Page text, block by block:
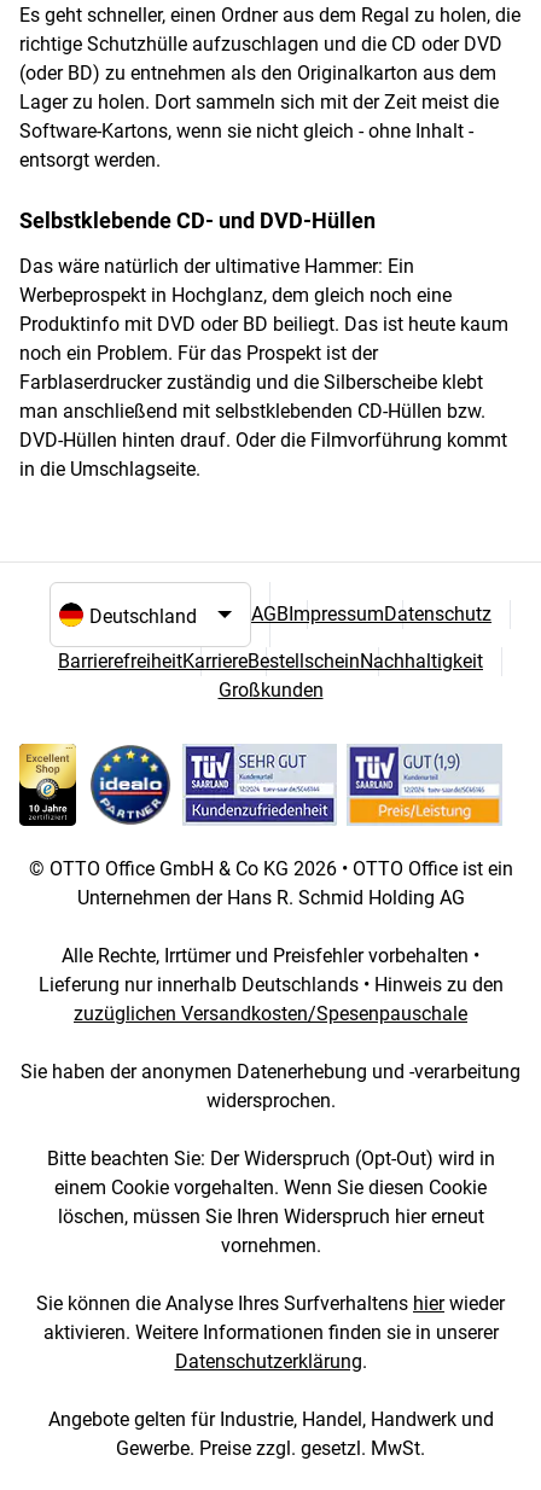
Es geht schneller, einen Ordner aus dem Regal zu holen, die
richtige Schutzhülle aufzuschlagen und die CD oder DVD
(oder BD) zu entnehmen als den Originalkarton aus dem
Lager zu holen. Dort sammeln sich mit der Zeit meist die
Software-Kartons, wenn sie nicht gleich - ohne Inhalt -
entsorgt werden.
Selbstklebende CD- und DVD-Hüllen
Das wäre natürlich der ultimative Hammer: Ein
Werbeprospekt in Hochglanz, dem gleich noch eine
Produktinfo mit DVD oder BD beiliegt. Das ist heute kaum
noch ein Problem. Für das Prospekt ist der
Farblaserdrucker zuständig und die Silberscheibe klebt
man anschließend mit selbstklebenden CD-Hüllen bzw.
DVD-Hüllen hinten drauf. Oder die Filmvorführung kommt
in die Umschlagseite.
Sprach- und Landesauswahl
AGBImpressumDatenschutz
BarrierefreiheitKarriereBestellscheinNachhaltigkeit
Großkunden
© OTTO Office GmbH & Co KG 2026 • OTTO Office ist ein
Unternehmen der Hans R. Schmid Holding AG
Alle Rechte, Irrtümer und Preisfehler vorbehalten •
Lieferung nur innerhalb Deutschlands • Hinweis zu den
zuzüglichen Versandkosten/Spesenpauschale
Sie haben der anonymen Datenerhebung und -verarbeitung
widersprochen.
Bitte beachten Sie: Der Widerspruch (Opt-Out) wird in
einem Cookie vorgehalten. Wenn Sie diesen Cookie
löschen, müssen Sie Ihren Widerspruch hier erneut
vornehmen.
Sie können die Analyse Ihres Surfverhaltens hierwieder
aktivieren. Weitere Informationen finden sie in unserer
Datenschutzerklärung.
Angebote gelten für Industrie, Handel, Handwerk und
Gewerbe. Preise zzgl. gesetzl. MwSt.